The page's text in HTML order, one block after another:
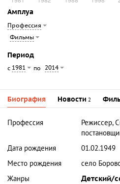
Амплуа
Профессия
Фильмы
Период
с 1981 по 2014
Биография Новости 2
Профессия
Режиссер,
Дата рождения
01.02.1949
Место рождения
село
Жанры
Детский/